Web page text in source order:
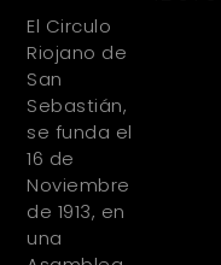
El Circulo
Riojano de
San
Sebastián,
se funda el
16 de
Noviembre
de 1913, en
una